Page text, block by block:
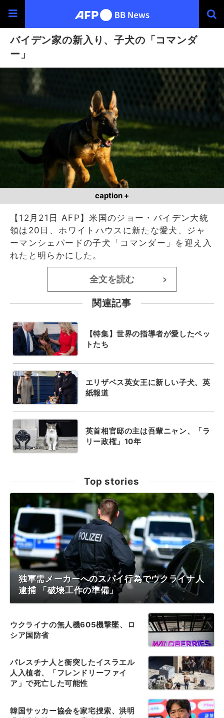
バイデン家の新入り、子犬の「コマンダ
ー」
caption +
【12月21日 AFP】米国のジョー・バイデン大統
領は20日、ホワイトハウスに新たな愛犬、ジャ
ーマンシェパードの子犬「コマンダー」を迎え入
れたと明らかにした。
全文を読む >
関連記事
【特集】世界の指導者が愛したペッ
トたち
エリザベス英女王に新しい子犬、英
紙報道
英首相官邸の主は吾輩ニャン、「ラ
リー政権」10年
Top stories
独軍需メーカーへのスパイ行為でウクライナ人
逮捕 「破壊工作の準備」
ウクライナの無人機605機撃墜、ロ
シア国防省
パレスチナ人と衝突したイスラエル
人入植者、「フレンドリーファイ
ア」で死亡した可能性
韓国サッカー協会を家宅捜索、洪明